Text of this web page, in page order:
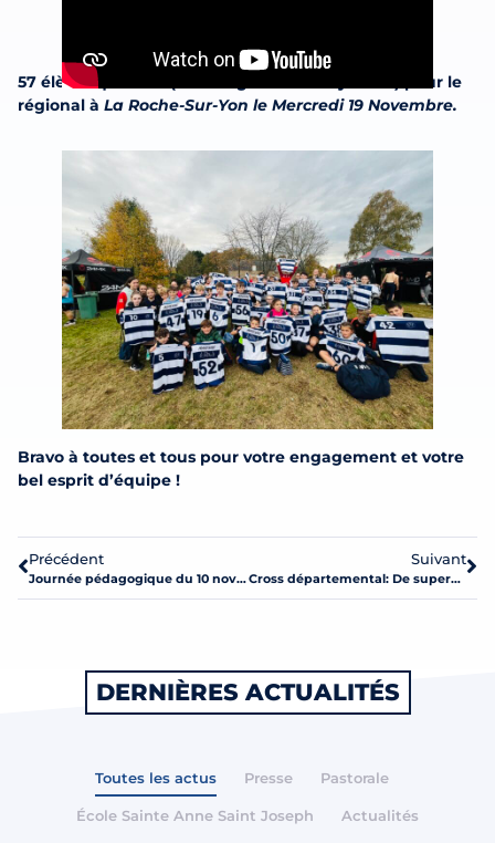
57 élèves qualifiés (29 collégiens et 28 Lycéens) pour le
régional à La Roche-Sur-Yon le Mercredi 19 Novembre.
Bravo à toutes et tous pour votre engagement et votre
bel esprit d’équipe !
Précédent
Journée pédagogique du 10 novembre 2025
Suivant
Cross départemental: De superbes résultats pour Don Bosco au cross départemental d’Ernée ce 5 novembre 2025!
DERNIÈRES ACTUALITÉS
Toutes les actus Presse Pastorale
École Sainte Anne Saint Joseph Actualités